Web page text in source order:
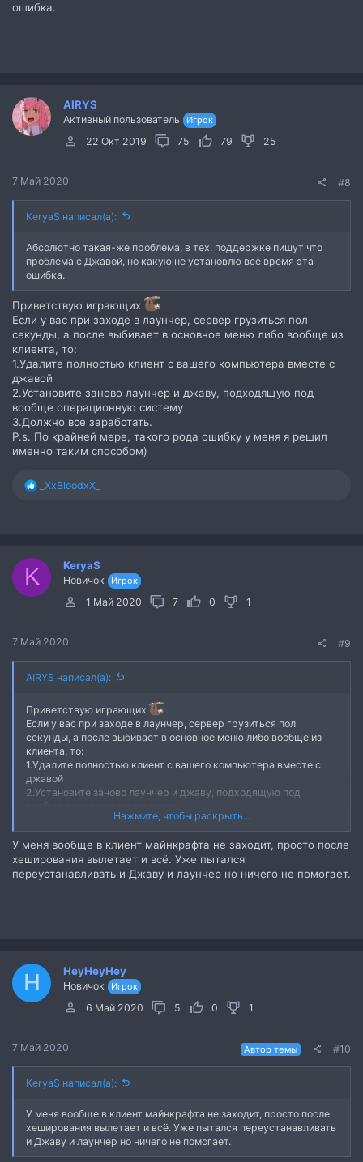
ошибка.
AIRYS
Активный пользователь Игрок
22 Окт 2019 75 79 25
7 Май 2020 #8
KeryaS написал(а):
Абсолютно такая-же проблема, в тех. поддержке пишут что
проблема с Джавой, но какую не установлю всё время эта
ошибка.
Приветствую играющих
Если у вас при заходе в лаунчер, сервер грузиться пол
секунды, а после выбивает в основное меню либо вообще из
клиента, то:
1.Удалите полностью клиент с вашего компьютера вместе с
джавой
2.Установите заново лаунчер и джаву, подходящую под
вообще операционную систему
3.Должно все заработать.
P.s. По крайней мере, такого рода ошибку у меня я решил
именно таким способом)
Р_XxBloodxX_
K KeryaS
Новичок Игрок
1 Май 2020 7 0 1
7 Май 2020 #9
AIRYS написал(а):
Приветствую играющих
Если у вас при заходе в лаунчер, сервер грузиться пол
секунды, а после выбивает в основное меню либо вообще из
клиента, то:
1.Удалите полностью клиент с вашего компьютера вместе с
джавой
2.Установите заново лаунчер и джаву, подходящую под
3.Должно все заработать.
P.s. По крайней мере, такого рода ошибку у меня я решил
именно таким способом)
Нажмите, чтобы раскрыть...
У меня вообще в клиент майнкрафта не заходит, просто после
хеширования вылетает и всё. Уже пытался
переустанавливать и Джаву и лаунчер но ничего не помогает.
H HeyHeyHey
Новичок Игрок
6 Май 2020 5 0 1
7 Май 2020 Автор темы #10
KeryaS написал(а):
У меня вообще в клиент майнкрафта не заходит, просто после
хеширования вылетает и всё. Уже пытался переустанавливать
и Джаву и лаунчер но ничего не помогает.